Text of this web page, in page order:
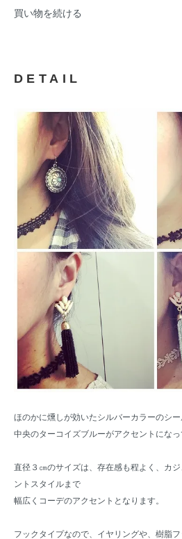
買い物を続ける
DETAIL
ほのかに燻しが効いたシルバーカラーのシ
中央のターコイズブルーがアクセントになっ
直径３㎝のサイズは、存在感も程よく、カ
ントスタイルまで
幅広くコーデのアクセントとなります。
フックタイプなので、イヤリングや、樹脂